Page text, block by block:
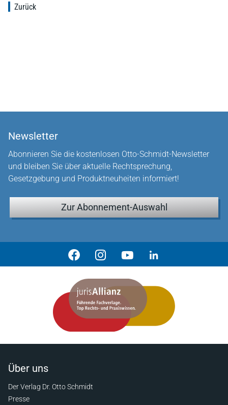
Zurück
Newsletter
Abonnieren Sie die kostenlosen Otto-Schmidt-Newsletter
und bleiben Sie über aktuelle Rechtsprechung,
Gesetzgebung und Produktneuheiten informiert!
Zur Abonnement-Auswahl
Über uns
Der Verlag Dr. Otto Schmidt
Presse